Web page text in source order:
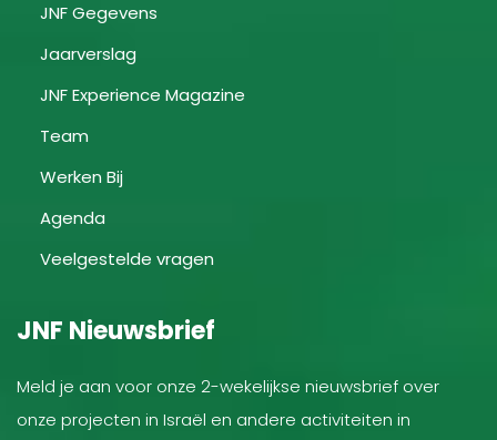
JNF Gegevens
Jaarverslag
JNF Experience Magazine
Team
Werken Bij
Agenda
Veelgestelde vragen
JNF Nieuwsbrief
Meld je aan voor onze 2-wekelijkse nieuwsbrief over
onze projecten in Israël en andere activiteiten in